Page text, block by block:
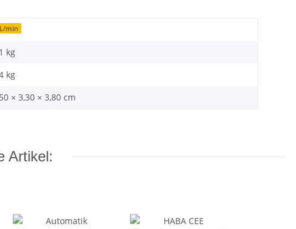
min
kg
kg
× 3,30 × 3,80 cm
Artikel: